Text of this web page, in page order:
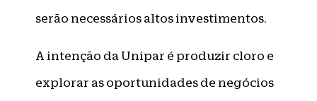
serão necessários altos investimentos.
A intenção da Unipar é produzir cloro e
explorar as oportunidades de negócios